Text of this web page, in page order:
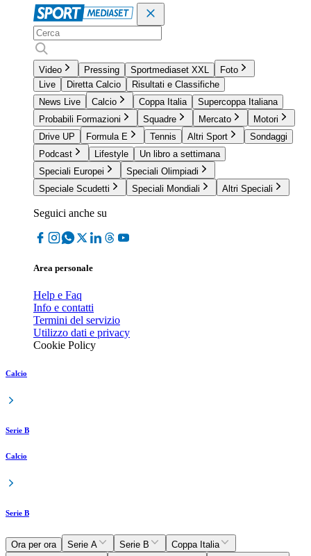
Video Pressing Sportmediaset XXL
Foto
Live
Diretta Calcio
Risultati e Classifiche
News Live
Calcio Coppa Italia
Supercoppa Italiana
Probabili Formazioni
Squadre Mercato
Motori
Drive UP
Formula E Tennis Altri Sport
Sondaggi
Podcast
Lifestyle
Un libro a settimana
Speciali Europei
Speciali Olimpiadi
Speciale Scudetti
Speciali Mondiali Altri Speciali
Seguici anche su
Area personale
Help e Faq
Info e contatti
Termini del servizio
Utilizzo dati e privacy
Cookie Policy
Calcio
Serie B
Calcio
Serie B
Ora per ora Serie A Serie B
Coppa Italia